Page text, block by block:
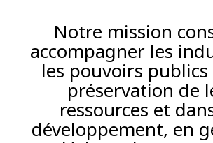
Notre mission
accompagner les
les pouvoirs publics
préservation de
ressources et
développement, en